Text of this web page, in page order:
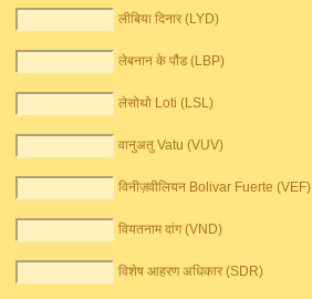
लीबिया दिनार (LYD)
लेबनान के पौंड (LBP)
लेसोथो Loti (LSL)
वानुअतु Vatu (VUV)
विनीज़वीलियन Bolivar Fuerte (VEF)
वियतनाम दांग (VND)
विशेष आहरण अधिकार (SDR)